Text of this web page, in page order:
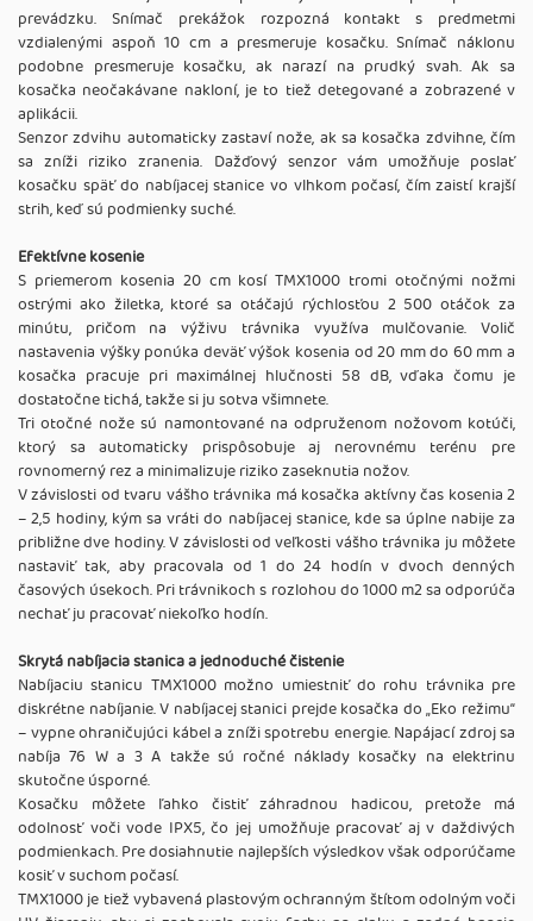
prevádzku. Snímač prekážok rozpozná kontakt s predmetmi
vzdialenými aspoň 10 cm a presmeruje kosačku. Snímač náklonu
podobne presmeruje kosačku, ak narazí na prudký svah. Ak sa
kosačka neočakávane nakloní, je to tiež detegované a zobrazené v
aplikácii.
Senzor zdvihu automaticky zastaví nože, ak sa kosačka zdvihne, čím
sa zníži riziko zranenia. Dažďový senzor vám umožňuje poslať
kosačku späť do nabíjacej stanice vo vlhkom počasí, čím zaistí krajší
strih, keď sú podmienky suché.
Efektívne kosenie
S priemerom kosenia 20 cm kosí TMX1000 tromi otočnými nožmi
ostrými ako žiletka, ktoré sa otáčajú rýchlosťou 2 500 otáčok za
minútu, pričom na výživu trávnika využíva mulčovanie. Volič
nastavenia výšky ponúka deväť výšok kosenia od 20 mm do 60 mm a
kosačka pracuje pri maximálnej hlučnosti 58 dB, vďaka čomu je
dostatočne tichá, takže si ju sotva všimnete.
Tri otočné nože sú namontované na odpruženom nožovom kotúči,
ktorý sa automaticky prispôsobuje aj nerovnému terénu pre
rovnomerný rez a minimalizuje riziko zaseknutia nožov.
V závislosti od tvaru vášho trávnika má kosačka aktívny čas kosenia 2
– 2,5 hodiny, kým sa vráti do nabíjacej stanice, kde sa úplne nabije za
približne dve hodiny. V závislosti od veľkosti vášho trávnika ju môžete
nastaviť tak, aby pracovala od 1 do 24 hodín v dvoch denných
časových úsekoch. Pri trávnikoch s rozlohou do 1000 m2 sa odporúča
nechať ju pracovať niekoľko hodín.
Skrytá nabíjacia stanica a jednoduché čistenie
Nabíjaciu stanicu TMX1000 možno umiestniť do rohu trávnika pre
diskrétne nabíjanie. V nabíjacej stanici prejde kosačka do „Eko režimu“
– vypne ohraničujúci kábel a zníži spotrebu energie. Napájací zdroj sa
nabíja 76 W a 3 A takže sú ročné náklady kosačky na elektrinu
skutočne úsporné.
Kosačku môžete ľahko čistiť záhradnou hadicou, pretože má
odolnosť voči vode IPX5, čo jej umožňuje pracovať aj v daždivých
podmienkach. Pre dosiahnutie najlepších výsledkov však odporúčame
kosiť v suchom počasí.
TMX1000 je tiež vybavená plastovým ochranným štítom odolným voči